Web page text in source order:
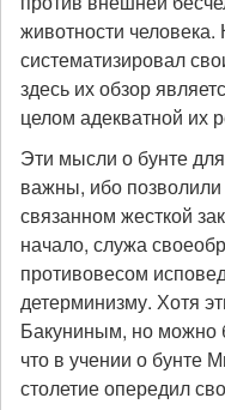
животности
систематизировал
здесь их обзор
целом адекватной их
Эти мысли о бунте
важны, ибо
связанном жесткой
начало, служа
противовесом
детерминизму. Хотя
Бакуниным, но можно
что в учении о бунте
столетие опередил